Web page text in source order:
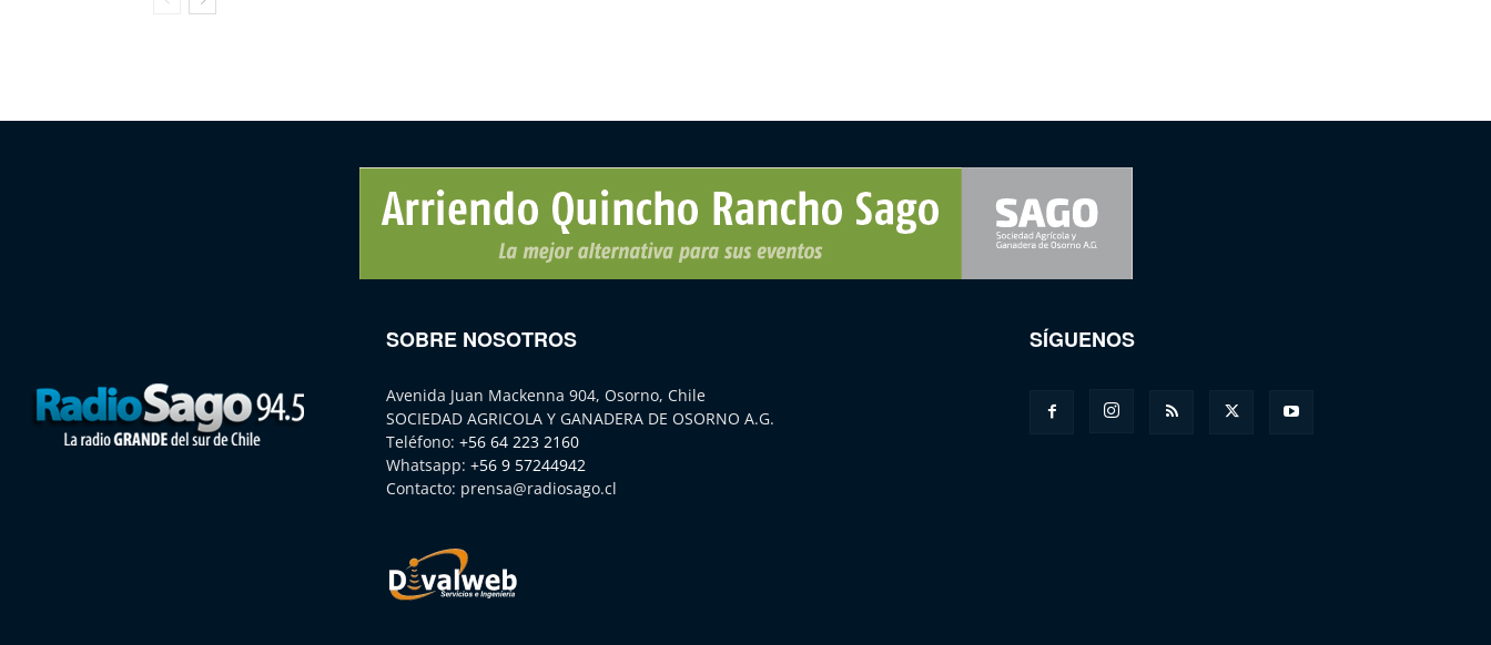
SOBRE NOSOTROS
Avenida Juan Mackenna 904, Osorno, Chile
SOCIEDAD AGRICOLA Y GANADERA DE OSORNO A.G.
Teléfono: +56 64 223 2160
Whatsapp: +56 9 57244942
Contacto: prensa@radiosago.cl
SÍGUENOS